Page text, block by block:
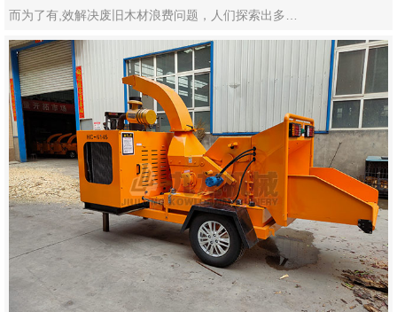
而为了有,效解决废旧木材浪费问题，人们探索出多…